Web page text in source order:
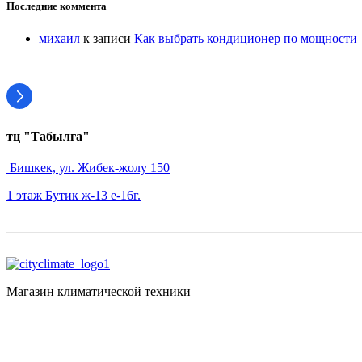
Последние коммента
михаил к записи Как выбрать кондиционер по мощности
тц "Табылга"
Бишкек, ул. Жибек-жолу 150
1 этаж Бутик ж-13 е-16г.
Магазин климатической техники